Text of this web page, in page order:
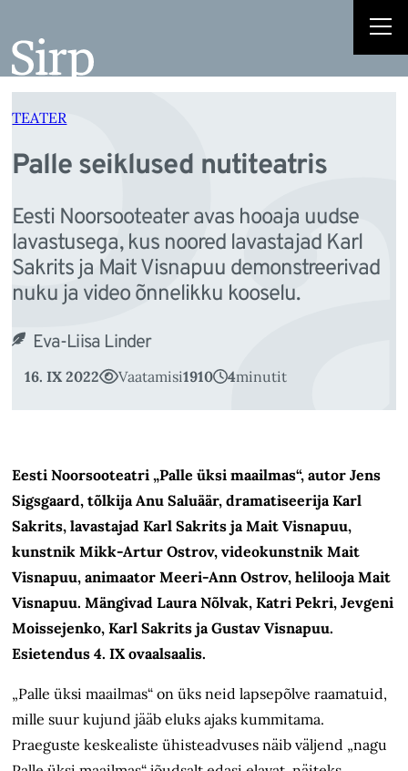
juurde
TEATER
Palle seiklused nutiteatris
Eesti Noorsooteater avas hooaja uudse
lavastusega, kus noored lavastajad Karl
Sakrits ja Mait Visnapuu demonstreerivad
nuku ja video õnnelikku kooselu.
Eva-Liisa Linder
16. IX 2022 Vaatamisi1910 4minutit
Eesti Noorsooteatri „Palle üksi maailmas“, autor Jens
Sigsgaard, tõlkija Anu Saluäär, dramatiseerija Karl
Sakrits, lavastajad Karl Sakrits ja Mait Visnapuu,
kunstnik Mikk-Artur Ostrov, videokunstnik Mait
Visnapuu, animaator Meeri-Ann Ostrov, helilooja Mait
Visnapuu. Mängivad Laura Nõlvak, Katri Pekri, Jevgeni
Moissejenko, Karl Sakrits ja Gustav Visnapuu.
Esietendus 4. IX ovaalsaalis.
„Palle üksi maailmas“ on üks neid lapsepõlve raamatuid,
mille suur kujund jääb eluks ajaks kummitama.
Praeguste keskealiste ühisteadvuses näib väljend „nagu